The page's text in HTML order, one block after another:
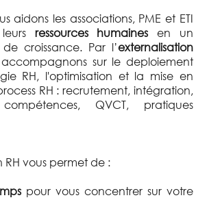
aidons les associations, PME et ETI
ressources humaines en un
croissance. Par l’externalisation
sur le deploiement
RH, l'optimisation et la mise en
RH : recrutement, intégration,
QVCT, pratiques
RH vous permet de :
pour vous concentrer sur votre